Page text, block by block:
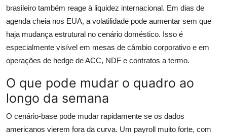
brasileiro também reage à liquidez internacional. Em dias de
agenda cheia nos EUA, a volatilidade pode aumentar sem que
haja mudança estrutural no cenário doméstico. Isso é
especialmente visível em mesas de câmbio corporativo e em
operações de hedge de ACC, NDF e contratos a termo.
O que pode mudar o quadro ao
longo da semana
O cenário-base pode mudar rapidamente se os dados
americanos vierem fora da curva. Um payroll muito forte, com